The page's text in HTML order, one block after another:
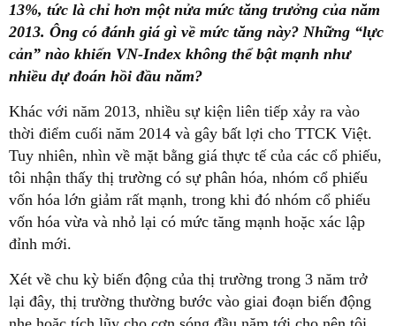
13%, tức là chỉ hơn một nửa mức tăng trưởng của năm
2013. Ông có đánh giá gì về mức tăng này? Những “lực
cản” nào khiến VN-Index không thể bật mạnh như
nhiều dự đoán hồi đầu năm?
Khác với năm 2013, nhiều sự kiện liên tiếp xảy ra vào
thời điểm cuối năm 2014 và gây bất lợi cho TTCK Việt.
Tuy nhiên, nhìn về mặt bằng giá thực tế của các cổ phiếu,
tôi nhận thấy thị trường có sự phân hóa, nhóm cổ phiếu
vốn hóa lớn giảm rất mạnh, trong khi đó nhóm cổ phiếu
vốn hóa vừa và nhỏ lại có mức tăng mạnh hoặc xác lập
đỉnh mới.
Xét về chu kỳ biến động của thị trường trong 3 năm trở
lại đây, thị trường thường bước vào giai đoạn biến động